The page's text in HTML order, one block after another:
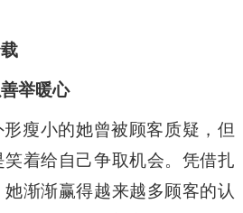
举暖心
瘦小的她曾被顾客质疑，但
着给自己争取机会。凭借扎
渐渐赢得越来越多顾客的认